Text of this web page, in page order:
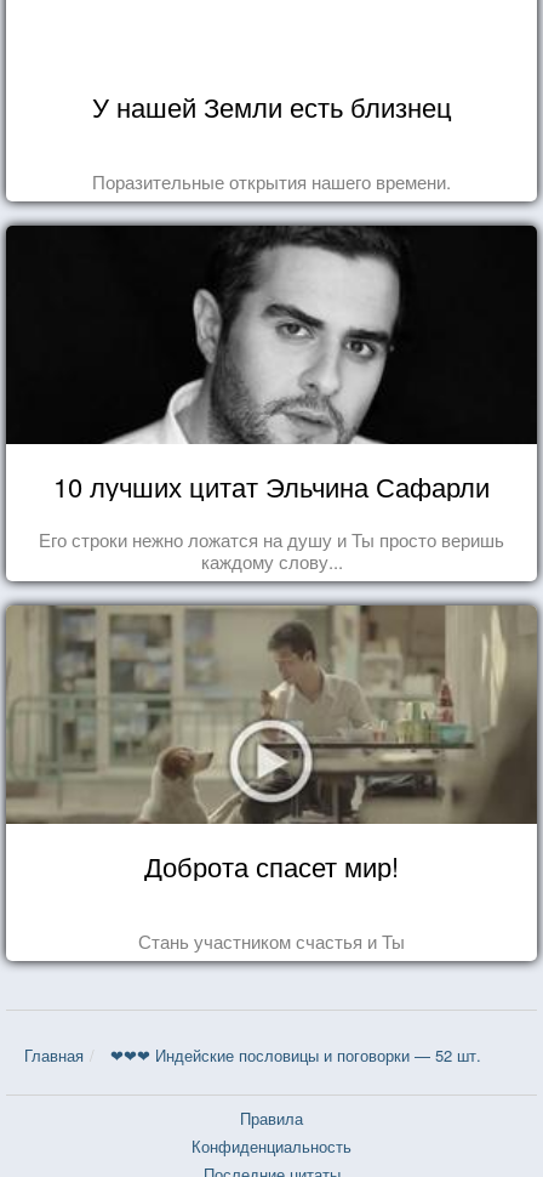
У нашей Земли есть близнец
Поразительные открытия нашего времени.
10 лучших цитат Эльчина Сафарли
Его строки нежно ложатся на душу и Ты просто веришь
каждому слову...
Доброта спасет мир!
Стань участником счастья и Ты
Главная ❤❤❤ Индейские пословицы и поговорки — 52 шт.
Правила
Конфиденциальность